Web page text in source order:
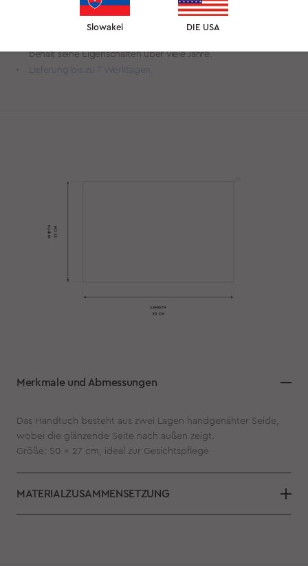
wobei die glänzende Seite nach außen zeigt.
Größe: 50 × 27 cm, ideal zur Gesichtspflege
behält seine Eigenschaften über viele Jahre.
Lieferung bis zu 7 Werktagen.
Merkmale und Abmessungen
Das Handtuch besteht aus zwei Lagen handgenähter Seide,
wobei die glänzende Seite nach außen zeigt.
Größe: 50 × 27 cm, ideal zur Gesichtspflege
MATERIALZUSAMMENSETZUNG
Slowakei DIE USA